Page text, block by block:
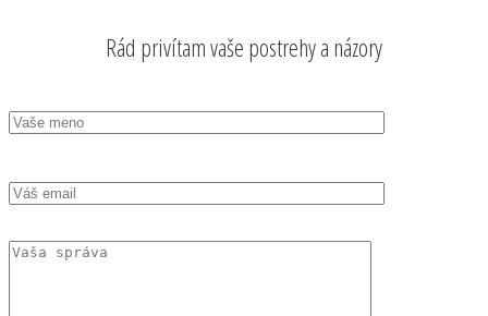
Rád privítam vaše postrehy a názory